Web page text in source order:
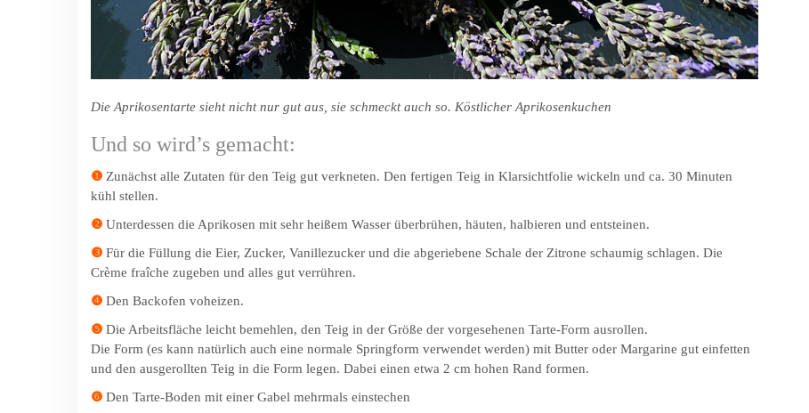
Die Aprikosentarte sieht nicht nur gut aus, sie schmeckt auch so. Köstlicher Aprikosenkuchen
Und so wird’s gemacht:
❶ Zunächst alle Zutaten für den Teig gut verkneten. Den fertigen Teig in Klarsichtfolie wickeln und ca. 30 Minuten
kühl stellen.
❷ Unterdessen die Aprikosen mit sehr heißem Wasser überbrühen, häuten, halbieren und entsteinen.
❸ Für die Füllung die Eier, Zucker, Vanillezucker und die abgeriebene Schale der Zitrone schaumig schlagen. Die
Crème fraîche zugeben und alles gut verrühren.
❹ Den Backofen voheizen.
❺ Die Arbeitsfläche leicht bemehlen, den Teig in der Größe der vorgesehenen Tarte-Form ausrollen.
Die Form (es kann natürlich auch eine normale Springform verwendet werden) mit Butter oder Margarine gut einfetten
und den ausgerollten Teig in die Form legen. Dabei einen etwa 2 cm hohen Rand formen.
❻ Den Tarte-Boden mit einer Gabel mehrmals einstechen